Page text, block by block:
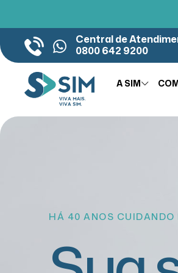
Central de
0800 642 9200
A SIM
HÁ 40 ANOS CUIDANDO